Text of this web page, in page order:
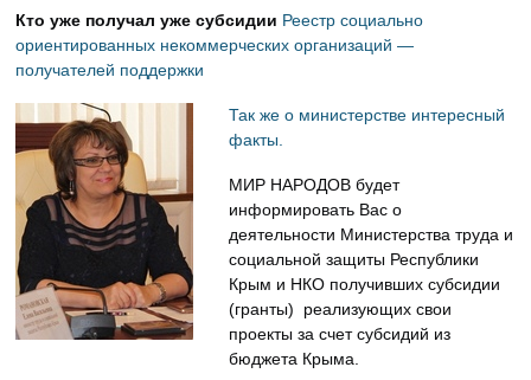
Кто уже получал уже субсидии Реестр социально
ориентированных некоммерческих организаций —
получателей поддержки
Так же о министерстве интересный
факты.
МИР НАРОДОВ будет
информировать Вас о
деятельности Министерства труда и
социальной защиты Республики
Крым и НКО получивших субсидии
(гранты) реализующих свои
проекты за счет субсидий из
бюджета Крыма.